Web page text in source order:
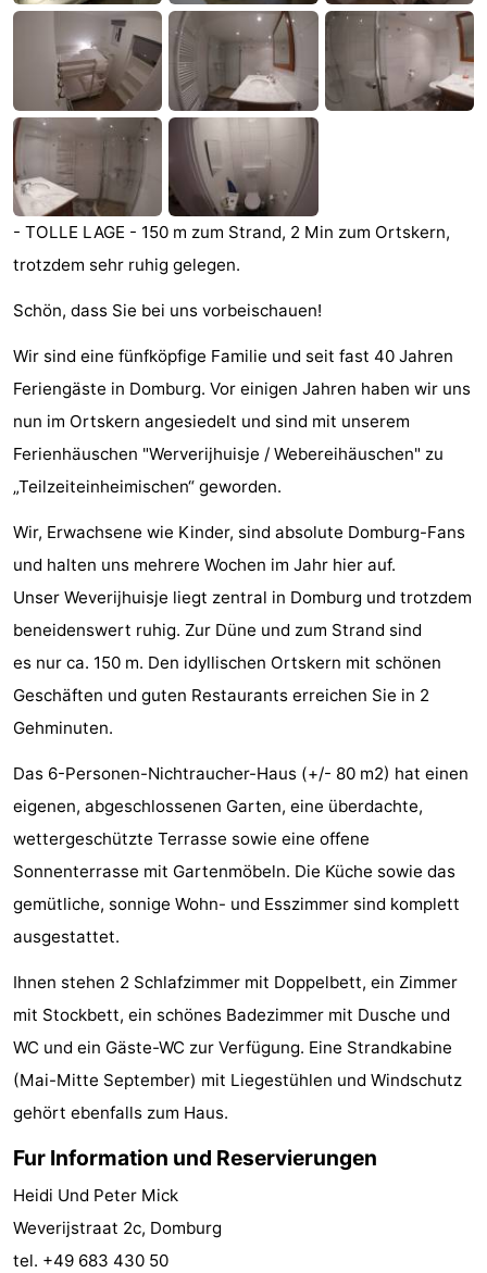
tun
Museen
-
Denkmäler
-
Mühlen
Leuchtturme
-
Aussichtspunkte
Attraktionen
Spielplätze
-
Minigolfplätze
Wellness-
&
Natur
Sport
-
Schwimmbader
-
Radfahren
-
Reiten
-
Reitschulen
-
Golfplatze
-
Sportangeln
Mondriaan
Toorop
Essen
- TOLLE LAGE - 150 m zum Strand, 2 Min zum Ortskern,
trotzdem sehr ruhig gelegen.
Schön, dass Sie bei uns vorbeischauen!
Wir sind eine fünfköpfige Familie und seit fast 40 Jahren
Feriengäste in Domburg. Vor einigen Jahren haben wir uns
nun im Ortskern angesiedelt und sind mit unserem
Ferienhäuschen "Werverijhuisje / Webereihäuschen" zu
„Teilzeiteinheimischen“ geworden.
Wir, Erwachsene wie Kinder, sind absolute Domburg-Fans
und halten uns mehrere Wochen im Jahr hier auf.
Unser Weverijhuisje liegt zentral in Domburg und trotzdem
beneidenswert ruhig. Zur Düne und zum Strand sind
es nur ca. 150 m. Den idyllischen Ortskern mit schönen
Geschäften und guten Restaurants erreichen Sie in 2
Gehminuten.
Das 6-Personen-Nichtraucher-Haus (+/- 80 m2) hat einen
eigenen, abgeschlossenen Garten, eine überdachte,
wettergeschützte Terrasse sowie eine offene
Sonnenterrasse mit Gartenmöbeln. Die Küche sowie das
gemütliche, sonnige Wohn- und Esszimmer sind komplett
ausgestattet.
Ihnen stehen 2 Schlafzimmer mit Doppelbett, ein Zimmer
mit Stockbett, ein schönes Badezimmer mit Dusche und
WC und ein Gäste-WC zur Verfügung. Eine Strandkabine
(Mai-Mitte September) mit Liegestühlen und Windschutz
gehört ebenfalls zum Haus.
Fur Information und Reservierungen
Heidi Und Peter Mick
Weverijstraat 2c, Domburg
tel. +49 683 430 50